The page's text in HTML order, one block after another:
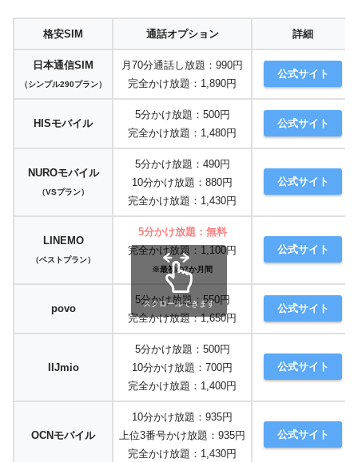
格安SIM 通話オプション 詳細
日本通信SIM
（シンプル290プラン）
月70分通話し放題：990円
完全かけ放題：1,890円
公式サイト
HISモバイル
5分かけ放題：500円
完全かけ放題：1,480円
公式サイト
NUROモバイル
（VSプラン）
5分かけ放題：490円
10分かけ放題：880円
完全かけ放題：1,430円
公式サイト
LINEMO
（ベストプラン）
5分かけ放題：無料
完全かけ放題：1,100円
※最初の7か月間
公式サイト
povo
5分かけ放題：550円
完全かけ放題：1,650円
公式サイト
IIJmio
5分かけ放題：500円
10分かけ放題：700円
完全かけ放題：1,400円
公式サイト
OCNモバイル
10分かけ放題：935円
上位3番号かけ放題：935円
完全かけ放題：1,430円
公式サイト
スクロールできます